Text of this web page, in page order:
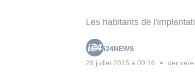
Les habitants de
i24NEWS
28 juillet 2015 à 09:16 ■